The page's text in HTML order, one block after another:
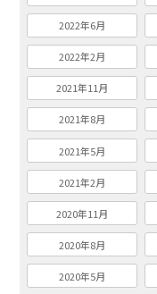
2022年6月
2022年2月
2021年11月
2021年8月
2021年5月
2021年2月
2020年11月
2020年8月
2020年5月